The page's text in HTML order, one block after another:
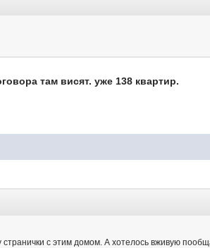
там висят. уже 138 квартир.
с этим домом. А хотелось вживую